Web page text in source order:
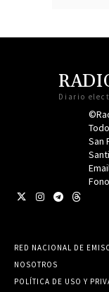
Diario
San
RED NACIONAL DE
NOSOTROS
POLÍTICA DE USO Y